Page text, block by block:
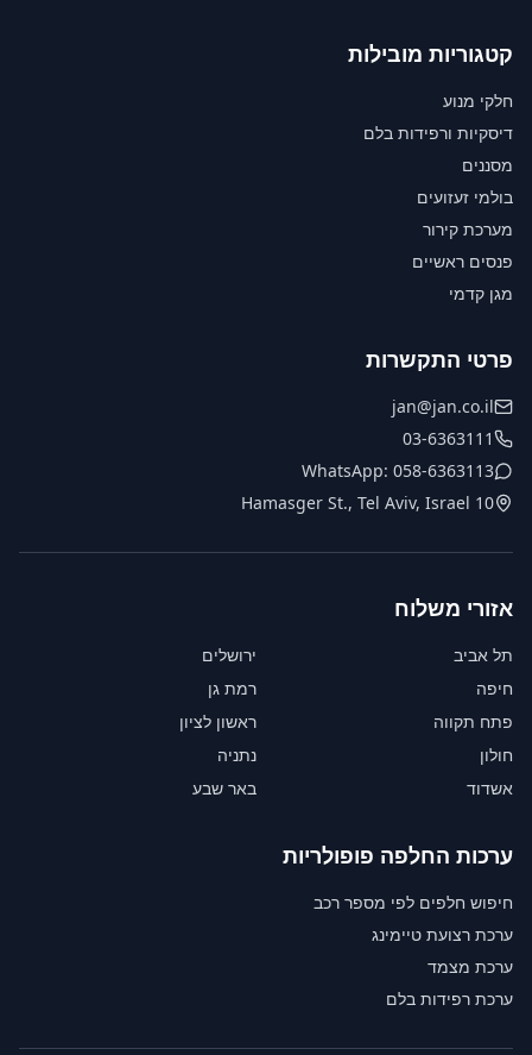
קטגוריות מובילות
חלקי מנוע
דיסקיות ורפידות בלם
מסננים
בולמי זעזועים
מערכת קירור
פנסים ראשיים
מגן קדמי
פרטי התקשרות
jan@jan.co.il
03-6363111
WhatsApp: 058-6363113
10 Hamasger St., Tel Aviv, Israel
אזורי משלוח
תל אביב
ירושלים
חיפה
רמת גן
פתח תקווה
ראשון לציון
חולון
נתניה
אשדוד
באר שבע
ערכות החלפה פופולריות
חיפוש חלפים לפי מספר רכב
ערכת רצועת טיימינג
ערכת מצמד
ערכת רפידות בלם